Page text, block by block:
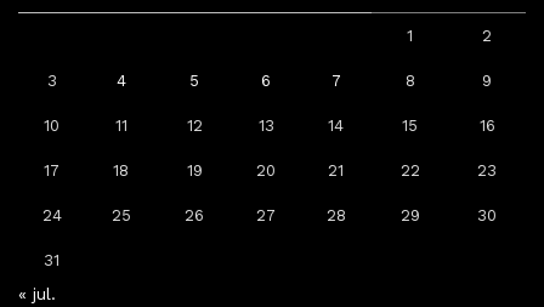
1 2
3 4 5 6 7 8 9
10 11 12 13 14 15 16
17 18 19 20 21 22 23
24 25 26 27 28 29 30
31
« jul.